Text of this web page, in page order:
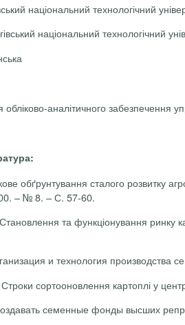
національний технологічний
національний технологічний
аналітичного забезпечення
обґрунтування сталого розвитку
– № 8. – С. 57-60.
та функціонування ринку
и технология
сортооновлення картоплі у
семенные фонды высших